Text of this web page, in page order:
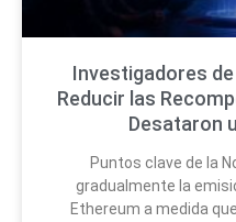
Investigadores
Reducir las
Desataron
Puntos clave de la
gradualmente la
Ethereum a medida